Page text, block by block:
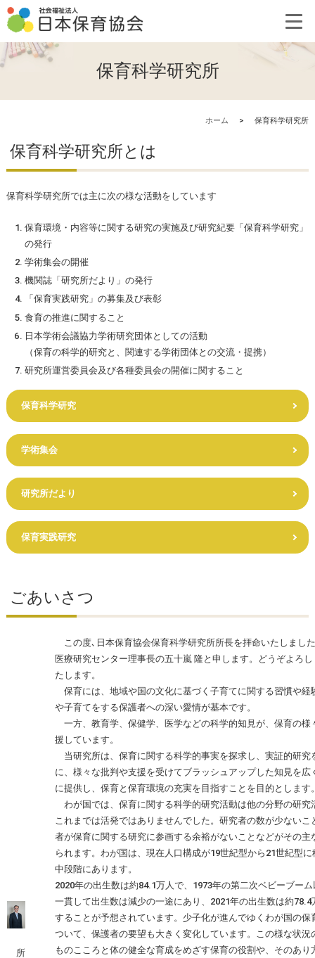
保育科学研究所
ホーム > 保育科学研究所
保育科学研究所とは
保育科学研究所では主に次の様な活動をしています
保育環境・内容等に関する研究の実施及び研究紀要「保育科学研究」
の発行
学術集会の開催
機関誌「研究所だより」の発行
「保育実践研究」の募集及び表彰
食育の推進に関すること
日本学術会議協力学術研究団体としての活動
（保育の科学的研究と、関連する学術団体との交流・提携）
研究所運営委員会及び各種委員会の開催に関すること
保育科学研究
学術集会
研究所だより
保育実践研究
ごあいさつ
所
この度､日本保育協会保育科学研究所所長を拝命いたしまし
医療研究センター理事長の五十嵐 隆と申します。どうぞよろ
たします。
保育には、地域や国の文化に基づく子育てに関する習慣や経
や子育てをする保護者への深い愛情が基本です。
一方、教育学、保健学、医学などの科学的知見が、保育の様
援しています。
当研究所は、保育に関する科学的事実を探求し、実証的研究
に、様々な批判や支援を受けてブラッシュアップした知見を広
に提供し、保育と保育環境の充実を目指すことを目的とします
わが国では、保育に関する科学的研究活動は他の分野の研究
これまでは活発ではありませんでした。研究者の数が少ないこ
者が保育に関する研究に参画する余裕がないことなどがその主
られます。わが国は、現在人口構成が19世紀型から21世紀型
中段階にあります。
2020年の出生数は約84.1万人で、1973年の第二次ベビーブー
一貫して出生数は減少の一途にあり、2021年の出生数は約78.4
することが予想されています。少子化が進んでゆくわが国の保
ついて、保護者の要望も大きく変化しています。この様な状況
ものこころと体の健全な育成をめざす保育の役割や、そのあり